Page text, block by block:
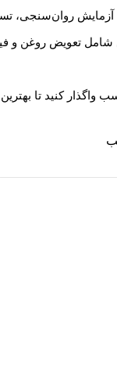
آزمایش
تعویض روغن و
کنید تا